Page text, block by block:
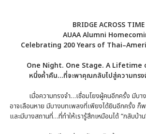
BRIDGE ACROSS TIME
AUAA Alumni
Celebrating 200 Years of
One Night. One Stage. A Lifetime
หนึ่งค่ำคืน…ที่จะพาคุณกลับไปสู่ความทรง
เมื่อความทรงจำ…เชื่อมโยงผู้คนอีกครั้ง มีบาง
อาจเลือนหาย มีบางบทเพลงที่เพียงได้ยินอีกครั้ง ก็พ
และมีบางสถานที่…ที่ทำให้เรารู้สึกเหมือนได้ “กลับบ้า